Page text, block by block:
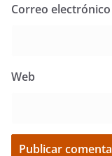
Correo electrónico
Web